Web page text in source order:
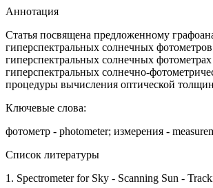
Аннотация
Статья посвящена предложенному
гиперспектральных солнечных
гиперспектральных солнечных фотометрах
гиперспектральных солнечно-
процедуры вычисления оптической
Ключевые слова:
фотометр - photometer; измерения -
Список литературы
1. Spectrometer for Sky - Scanning Sun -